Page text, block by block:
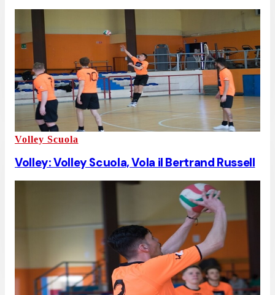
Volley Scuola
Volley: Volley Scuola, Vola il Bertrand Russell